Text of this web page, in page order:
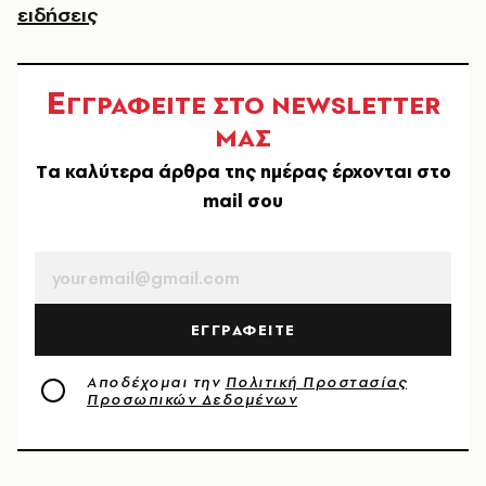
ειδήσεις
ΕΓΓΡΑΦΕΙΤΕ ΣΤΟ NEWSLETTER
ΜΑΣ
Tα καλύτερα άρθρα της ημέρας έρχονται στο
mail σου
ΕΓΓΡΑΦΕΙΤΕ
Αποδέχομαι την Πολιτική Προστασίας
Προσωπικών Δεδομένων